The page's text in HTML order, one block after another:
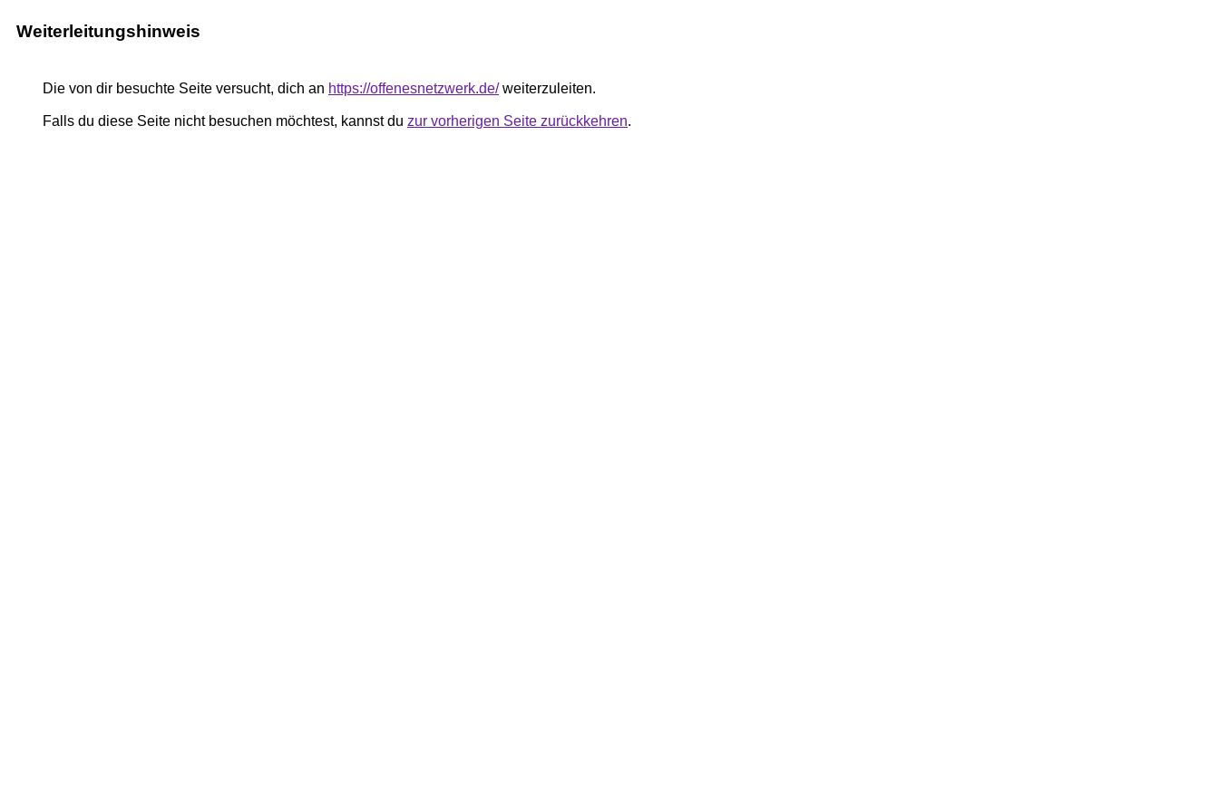
Weiterleitungshinweis
Die von dir besuchte Seite versucht, dich an https://offenesnetzwerk.de/weiterzuleiten.
Falls du diese Seite nicht besuchen möchtest, kannst du zur vorherigen Seite zurückkehren.